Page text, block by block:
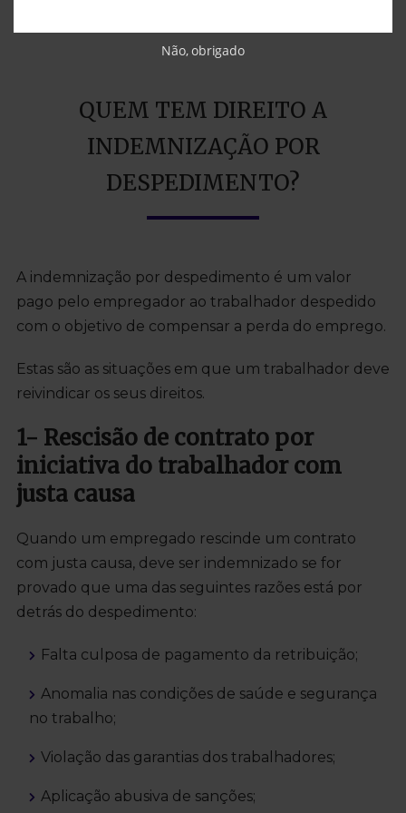
QUEM TEM DIREITO A
INDEMNIZAÇÃO POR
DESPEDIMENTO?
A indemnização por despedimento é um valor
pago pelo empregador ao trabalhador despedido
com o objetivo de compensar a perda do emprego.
Estas são as situações em que um trabalhador deve
reivindicar os seus direitos.
1- Rescisão de contrato por
iniciativa do trabalhador com
justa causa
Quando um empregado rescinde um contrato
com justa causa, deve ser indemnizado se for
provado que uma das seguintes razões está por
detrás do despedimento:
Falta culposa de pagamento da retribuição;
Anomalia nas condições de saúde e segurança
no trabalho;
Violação das garantias dos trabalhadores;
Aplicação abusiva de sanções;
Não, obrigado